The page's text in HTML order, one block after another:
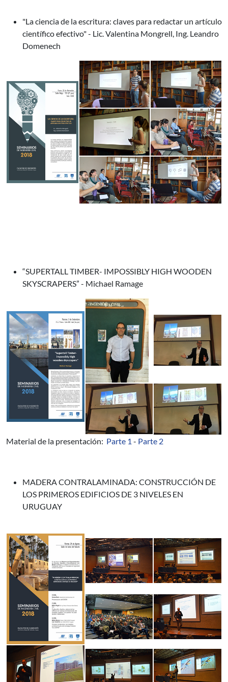
"La ciencia de la escritura: claves para redactar un artículo
científico efectivo" - Lic. Valentina Mongrell, Ing. Leandro
Domenech
“SUPERTALL TIMBER- IMPOSSIBLY HIGH WOODEN
SKYSCRAPERS” - Michael Ramage
Material de la presentación: Parte 1 - Parte 2
MADERA CONTRALAMINADA: CONSTRUCCIÓN DE
LOS PRIMEROS EDIFICIOS DE 3 NIVELES EN
URUGUAY